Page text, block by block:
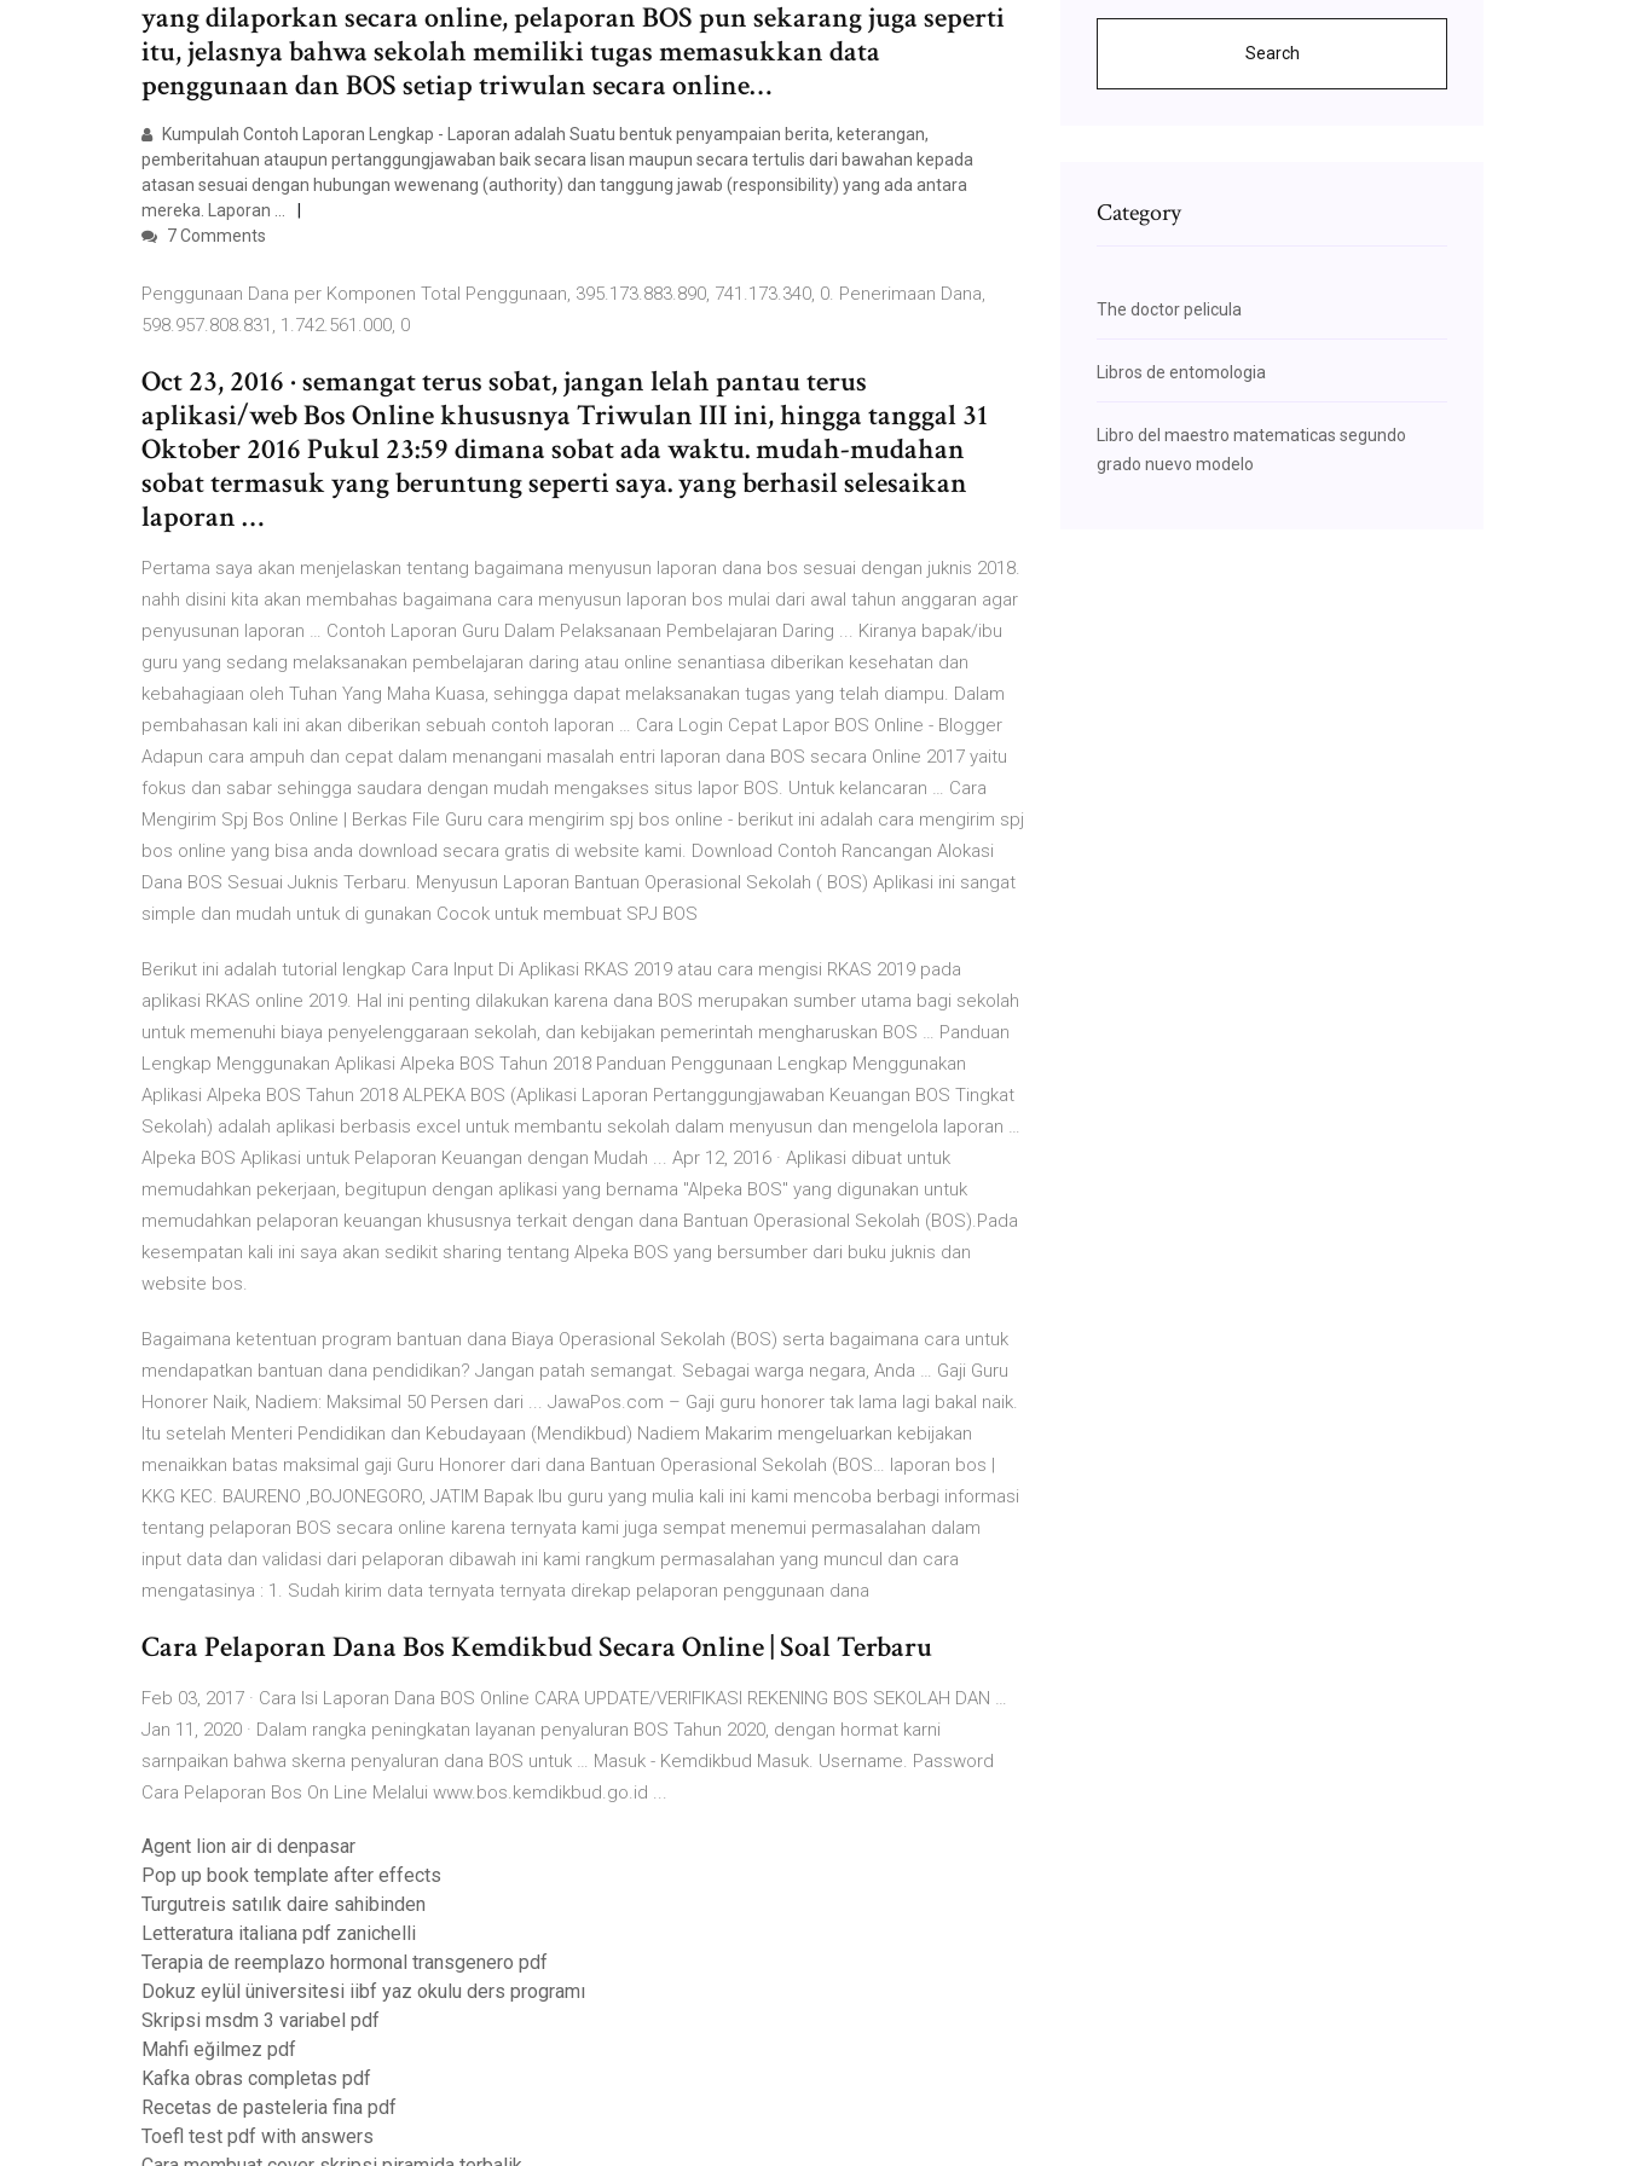
yang dilaporkan secara online, pelaporan BOS pun sekarang juga seperti
itu, jelasnya bahwa sekolah memiliki tugas memasukkan data
penggunaan dan BOS setiap triwulan secara online…
Kumpulah Contoh Laporan Lengkap - Laporan adalah Suatu bentuk penyampaian berita, keterangan,
pemberitahuan ataupun pertanggungjawaban baik secara lisan maupun secara tertulis dari bawahan kepada
atasan sesuai dengan hubungan wewenang (authority) dan tanggung jawab (responsibility) yang ada antara
mereka. Laporan …
7 Comments
Penggunaan Dana per Komponen Total Penggunaan, 395.173.883.890, 741.173.340, 0. Penerimaan Dana,
598.957.808.831, 1.742.561.000, 0
Oct 23, 2016 · semangat terus sobat, jangan lelah pantau terus
aplikasi/web Bos Online khususnya Triwulan III ini, hingga tanggal 31
Oktober 2016 Pukul 23:59 dimana sobat ada waktu. mudah-mudahan
sobat termasuk yang beruntung seperti saya. yang berhasil selesaikan
laporan …
Pertama saya akan menjelaskan tentang bagaimana menyusun laporan dana bos sesuai dengan juknis 2018.
nahh disini kita akan membahas bagaimana cara menyusun laporan bos mulai dari awal tahun anggaran agar
penyusunan laporan … Contoh Laporan Guru Dalam Pelaksanaan Pembelajaran Daring ... Kiranya bapak/ibu
guru yang sedang melaksanakan pembelajaran daring atau online senantiasa diberikan kesehatan dan
kebahagiaan oleh Tuhan Yang Maha Kuasa, sehingga dapat melaksanakan tugas yang telah diampu. Dalam
pembahasan kali ini akan diberikan sebuah contoh laporan … Cara Login Cepat Lapor BOS Online - Blogger
Adapun cara ampuh dan cepat dalam menangani masalah entri laporan dana BOS secara Online 2017 yaitu
fokus dan sabar sehingga saudara dengan mudah mengakses situs lapor BOS. Untuk kelancaran … Cara
Mengirim Spj Bos Online | Berkas File Guru cara mengirim spj bos online - berikut ini adalah cara mengirim spj
bos online yang bisa anda download secara gratis di website kami. Download Contoh Rancangan Alokasi
Dana BOS Sesuai Juknis Terbaru. Menyusun Laporan Bantuan Operasional Sekolah ( BOS) Aplikasi ini sangat
simple dan mudah untuk di gunakan Cocok untuk membuat SPJ BOS
Berikut ini adalah tutorial lengkap Cara Input Di Aplikasi RKAS 2019 atau cara mengisi RKAS 2019 pada
aplikasi RKAS online 2019. Hal ini penting dilakukan karena dana BOS merupakan sumber utama bagi sekolah
untuk memenuhi biaya penyelenggaraan sekolah, dan kebijakan pemerintah mengharuskan BOS … Panduan
Lengkap Menggunakan Aplikasi Alpeka BOS Tahun 2018 Panduan Penggunaan Lengkap Menggunakan
Aplikasi Alpeka BOS Tahun 2018 ALPEKA BOS (Aplikasi Laporan Pertanggungjawaban Keuangan BOS Tingkat
Sekolah) adalah aplikasi berbasis excel untuk membantu sekolah dalam menyusun dan mengelola laporan …
Alpeka BOS Aplikasi untuk Pelaporan Keuangan dengan Mudah ... Apr 12, 2016 · Aplikasi dibuat untuk
memudahkan pekerjaan, begitupun dengan aplikasi yang bernama "Alpeka BOS" yang digunakan untuk
memudahkan pelaporan keuangan khususnya terkait dengan dana Bantuan Operasional Sekolah (BOS).Pada
kesempatan kali ini saya akan sedikit sharing tentang Alpeka BOS yang bersumber dari buku juknis dan
website bos.
Bagaimana ketentuan program bantuan dana Biaya Operasional Sekolah (BOS) serta bagaimana cara untuk
mendapatkan bantuan dana pendidikan? Jangan patah semangat. Sebagai warga negara, Anda … Gaji Guru
Honorer Naik, Nadiem: Maksimal 50 Persen dari ... JawaPos.com – Gaji guru honorer tak lama lagi bakal naik.
Itu setelah Menteri Pendidikan dan Kebudayaan (Mendikbud) Nadiem Makarim mengeluarkan kebijakan
menaikkan batas maksimal gaji Guru Honorer dari dana Bantuan Operasional Sekolah (BOS… laporan bos |
KKG KEC. BAURENO ,BOJONEGORO, JATIM Bapak Ibu guru yang mulia kali ini kami mencoba berbagi informasi
tentang pelaporan BOS secara online karena ternyata kami juga sempat menemui permasalahan dalam
input data dan validasi dari pelaporan dibawah ini kami rangkum permasalahan yang muncul dan cara
mengatasinya : 1. Sudah kirim data ternyata ternyata direkap pelaporan penggunaan dana
Cara Pelaporan Dana Bos Kemdikbud Secara Online | Soal Terbaru
Feb 03, 2017 · Cara Isi Laporan Dana BOS Online CARA UPDATE/VERIFIKASI REKENING BOS SEKOLAH DAN …
Jan 11, 2020 · Dalam rangka peningkatan layanan penyaluran BOS Tahun 2020, dengan hormat karni
sarnpaikan bahwa skerna penyaluran dana BOS untuk … Masuk - Kemdikbud Masuk. Username. Password
Cara Pelaporan Bos On Line Melalui www.bos.kemdikbud.go.id ...
Agent lion air di denpasar
Pop up book template after effects
Turgutreis satılık daire sahibinden
Letteratura italiana pdf zanichelli
Terapia de reemplazo hormonal transgenero pdf
Dokuz eylül üniversitesi iibf yaz okulu ders programı
Skripsi msdm 3 variabel pdf
Mahfi eğilmez pdf
Kafka obras completas pdf
Recetas de pasteleria fina pdf
Toefl test pdf with answers
Search
Category
The doctor pelicula
Libros de entomologia
Libro del maestro matematicas segundo
grado nuevo modelo